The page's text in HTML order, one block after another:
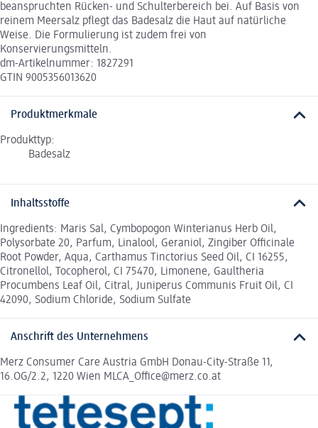
beanspruchten Rücken- und Schulterbereich bei. Auf Basis von
reinem Meersalz pflegt das Badesalz die Haut auf natürliche
Weise. Die Formulierung ist zudem frei von
Konservierungsmitteln.
dm-Artikelnummer: 1827291
GTIN 9005356013620
Produktmerkmale
Produkttyp:
Badesalz
Inhaltsstoffe
Ingredients: Maris Sal, Cymbopogon Winterianus Herb Oil,
Polysorbate 20, Parfum, Linalool, Geraniol, Zingiber Officinale
Root Powder, Aqua, Carthamus Tinctorius Seed Oil, CI 16255,
Citronellol, Tocopherol, CI 75470, Limonene, Gaultheria
Procumbens Leaf Oil, Citral, Juniperus Communis Fruit Oil, CI
42090, Sodium Chloride, Sodium Sulfate
Anschrift des Unternehmens
Merz Consumer Care Austria GmbH Donau-City-Straße 11,
16.OG/2.2, 1220 Wien MLCA_Office@merz.co.at